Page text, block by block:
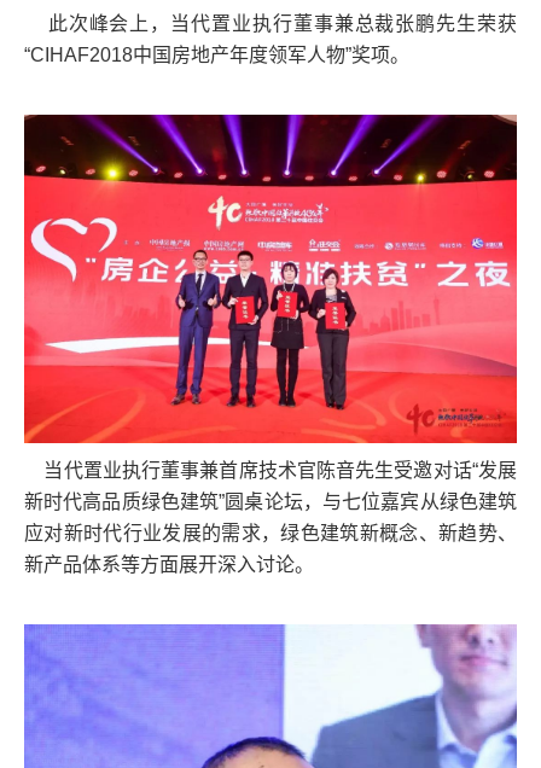
此次峰会上，当代置业执行董事兼总裁张鹏先生荣获
“CIHAF2018中国房地产年度领军人物”奖项。
当代置业执行董事兼首席技术官陈音先生受邀对话“发展
新时代高品质绿色建筑”圆桌论坛，与七位嘉宾从绿色建筑
应对新时代行业发展的需求，绿色建筑新概念、新趋势、
新产品体系等方面展开深入讨论。